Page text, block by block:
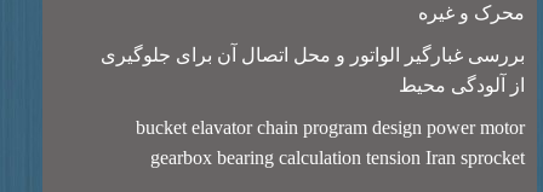
و غیره
غبارگیر الواتور و محل اتصال آن برای جلوگیری
آلودگی محیط
bucket elavator chain program design power
gearbox bearing calculation tension Iran